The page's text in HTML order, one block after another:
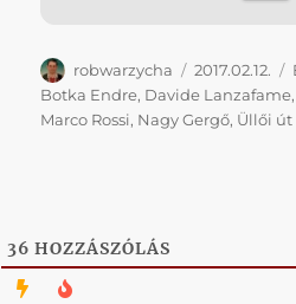
Szerző
robwarzycha Közzétéve
2017.02.12.
Botka Endre, Davide Lanzafame,
Marco Rossi, Nagy Gergő, Üllői út
36 HOZZÁSZÓLÁS